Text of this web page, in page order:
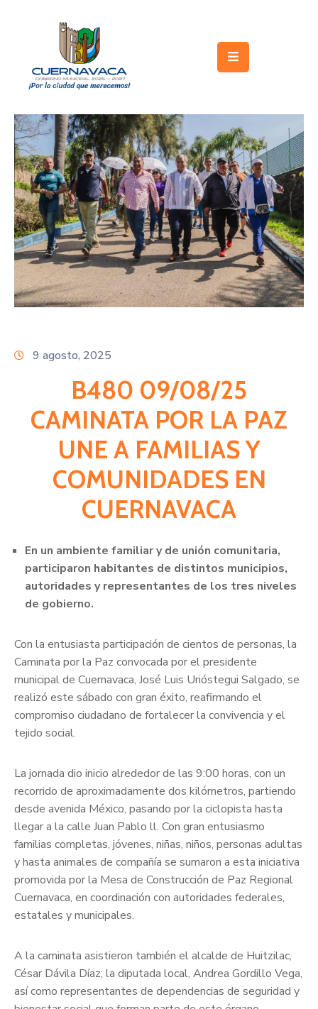
Gobierno
Turismo
Trámites
y
Servicios
Licitaciones
Transparencia
Directorio
9 agosto, 2025
B480 09/08/25
CAMINATA POR LA PAZ
UNE A FAMILIAS Y
COMUNIDADES EN
CUERNAVACA
⁠En un ambiente familiar y de unión comunitaria,
participaron habitantes de distintos municipios,
autoridades y representantes de los tres niveles
de gobierno.
Con la entusiasta participación de cientos de personas, la
Caminata por la Paz convocada por el presidente
municipal de Cuernavaca, José Luis Urióstegui Salgado, se
realizó este sábado con gran éxito, reafirmando el
compromiso ciudadano de fortalecer la convivencia y el
tejido social.
La jornada dio inicio alrededor de las 9:00 horas, con un
recorrido de aproximadamente dos kilómetros, partiendo
desde avenida México, pasando por la ciclopista hasta
llegar a la calle Juan Pablo ll. Con gran entusiasmo
familias completas, jóvenes, niñas, niños, personas adultas
y hasta animales de compañía se sumaron a esta iniciativa
promovida por la Mesa de Construcción de Paz Regional
Cuernavaca, en coordinación con autoridades federales,
estatales y municipales.
A la caminata asistieron también el alcalde de Huitzilac,
César Dávila Díaz; la diputada local, Andrea Gordillo Vega,
así como representantes de dependencias de seguridad y